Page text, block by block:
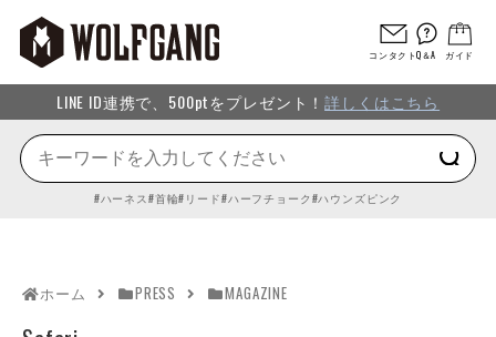
コンタクトQ＆A ガイド
LINE ID連携で、500ptをプレゼント！詳しくはこちら
ハーネス 首輪 リード ハーフチョーク ハウンズピンク
ホーム PRESS MAGAZINE